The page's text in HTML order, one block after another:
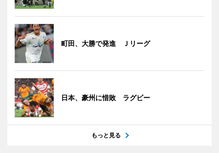
町田、大勝で発進 Ｊリーグ
日本、豪州に惜敗 ラグビー
もっと見る